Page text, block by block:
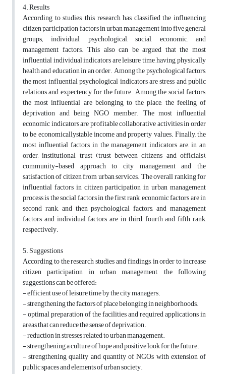
4. Results
According to studies, this research has classified the influencing
citizen participation factors in urban management into five general
groups; individual, psychological, social, economic, and
management factors. This also can be argued that the most
influential individual indicators are leisure time, having physically
health and education in an order. Among the psychological factors,
the most influential psychological indicators are stress and public
relations and expectency for the future. Among the social factors,
the most influential are belonging to the place, the feeling of
deprivation and being NGO member. The most influential
economic indicators are profitable collaborative activities in order
to be economicallystable income and property values. Finally, the
most influential factors in the management indicators are, in an
order, institutional trust (trust between citizens and officials),
community-based approach to city management and the
satisfaction of citizen from urban services. The overall ranking for
influential factors in citizen participation in urban management
process is the social factors in the first rank, economic factors are in
second rank, and then psychological factors, and management
factors and individual factors are in third, fourth and fifth rank,
respectively.
5. Suggestions
According to the research studies and findings, in order to increase
citizen participation in urban management, the following
suggestions can be offered:
- efficient use of leisure time by the city managers.
- strengthening the factors of place belonging in neighborhoods.
- optimal preparation of the facilities and required applications in
areas that can reduce the sense of deprivation.
- reduction in stresses related to urban management.
- strengthening a culture of hope and positive look for the future.
- strengthening quality and quantity of NGOs with extension of
public spaces and elements of urban society.